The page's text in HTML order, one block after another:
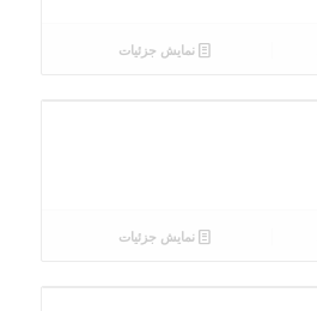
نمایش جزئیات
نمایش جزئیات